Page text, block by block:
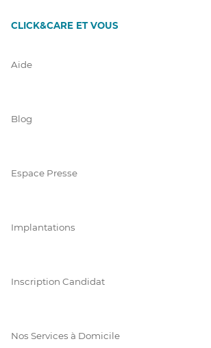
CLICK&CARE ET VOUS
Aide
Blog
Espace Presse
Implantations
Inscription Candidat
Nos Services à Domicile